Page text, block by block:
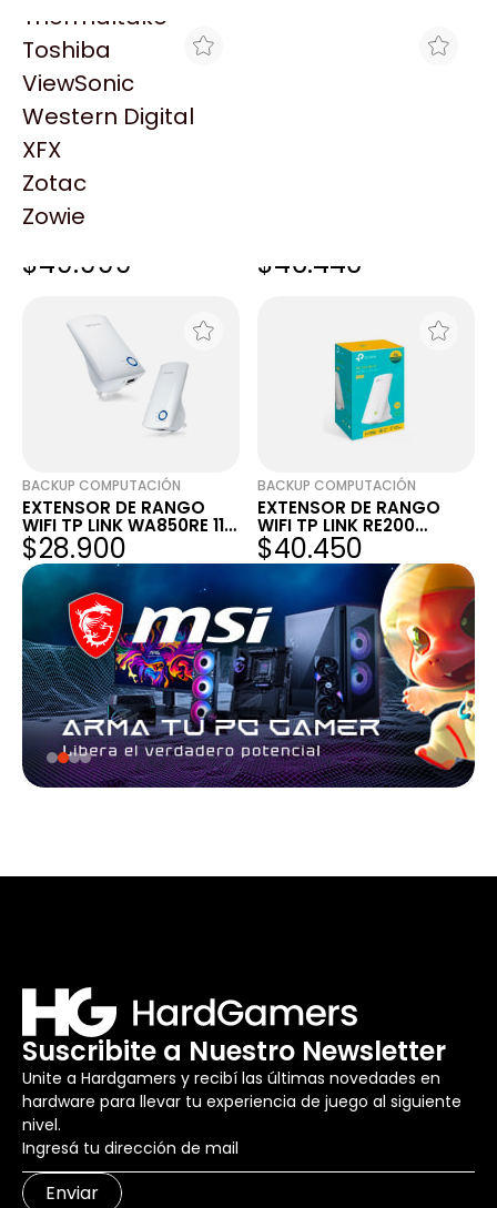
Thermaltake
Toshiba
ViewSonic
Western Digital
XFX
Zotac
Zowie
EXTENSOR DE RANGO
$49.999 $46.440
BACKUP COMPUTACIÓN
EXTENSOR DE RANGO
WIFI TP LINK WA850RE 11N
300MBPS
$28.900
BACKUP COMPUTACIÓN
EXTENSOR DE RANGO
WIFI TP LINK RE200
AC750MBPS DUAL BAND
$40.450
Suscribite a Nuestro Newsletter
Unite a Hardgamers y recibí las últimas novedades en
hardware para llevar tu experiencia de juego al siguiente
nivel.
Enviar